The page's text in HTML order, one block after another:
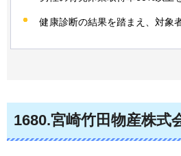
健康診断の結果を踏まえ、対象
1680.宮崎竹田物産株式